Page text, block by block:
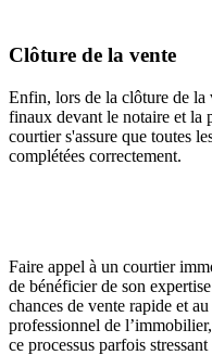
Clôture de la vente
Enfin, lors de la clôture de la
finaux devant le notaire et la
courtier s'assure que toutes
complétées correctement.
Faire appel à un courtier
de bénéficier de son
chances de vente rapide et
professionnel de
ce processus parfois stressant